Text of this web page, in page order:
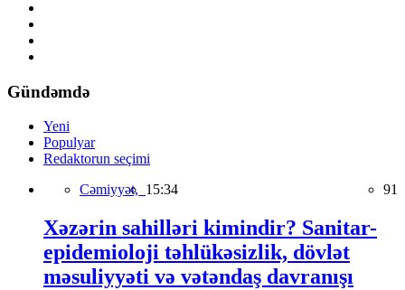
Gündəmdə
Yeni
Populyar
Redaktorun seçimi
Cəmiyyət, 15:34 91
Xəzərin sahilləri kimindir? Sanitar-
epidemioloji təhlükəsizlik, dövlət
məsuliyyəti və vətəndaş davranışı